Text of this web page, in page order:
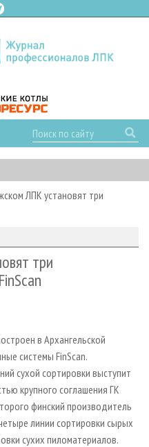
ПЛИТ
ЛПК установят три
три
в Архангельской
системы FinScan.
сухой сортировки выступит
крупного соглашения ГК
финский производитель
линии сортировки сырых
сухих пиломатериалов.